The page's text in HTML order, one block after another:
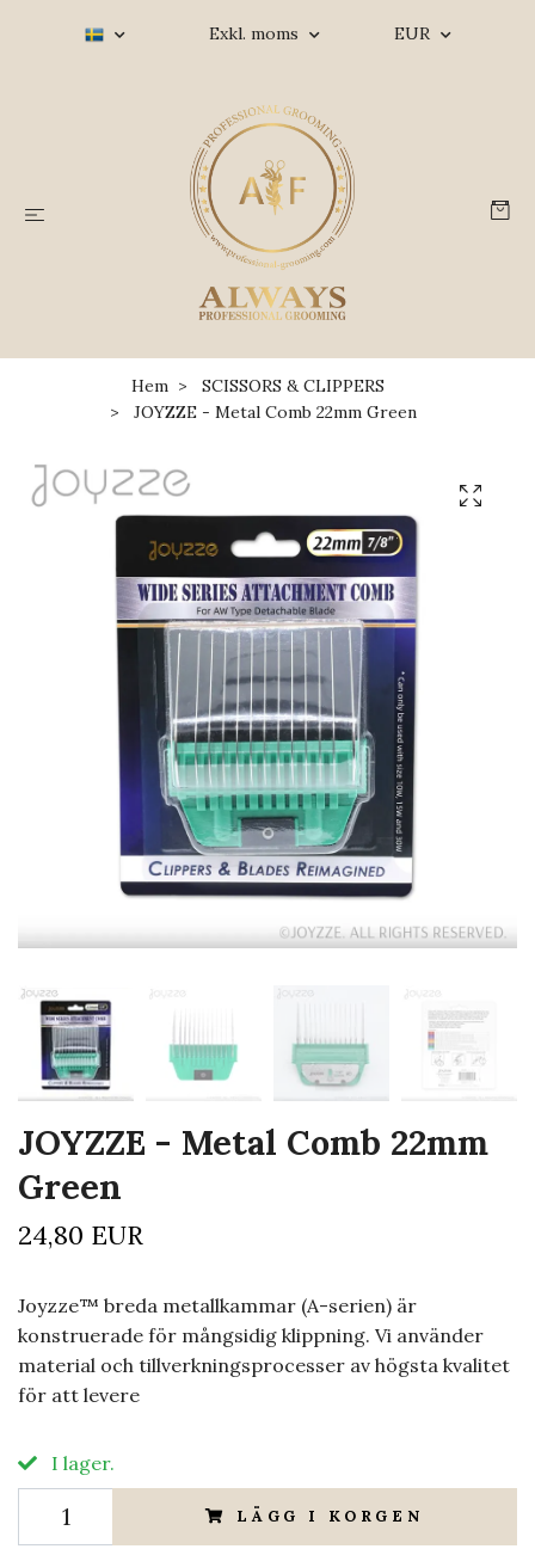
Exkl. moms EUR
Hem
SCISSORS & CLIPPERS
JOYZZE - Metal Comb 22mm Green
JOYZZE - Metal Comb 22mm
Green
24,80 EUR
Joyzze™ breda metallkammar (A-serien) är
konstruerade för mångsidig klippning. Vi använder
material och tillverkningsprocesser av högsta kvalitet
för att levere
I lager.
LÄGG I KORGEN